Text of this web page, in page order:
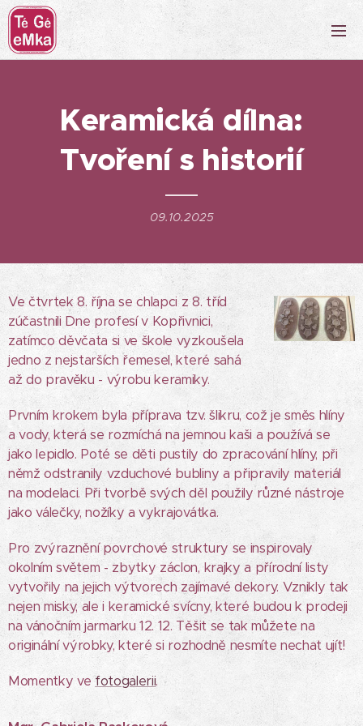
Keramická dílna:
Tvoření s historií
09.10.2025
Ve čtvrtek 8. října se chlapci z 8. tříd
zúčastnili Dne profesí v Kopřivnici,
zatímco děvčata si ve škole vyzkoušela
jedno z nejstarších řemesel, které sahá
až do pravěku - výrobu keramiky.
Prvním krokem byla příprava tzv. šlikru, což je směs hlíny
a vody, která se rozmíchá na jemnou kaši a používá se
jako lepidlo. Poté se děti pustily do zpracování hlíny, při
němž odstranily vzduchové bubliny a připravily materiál
na modelaci. Při tvorbě svých děl použily různé nástroje
jako válečky, nožíky a vykrajovátka.
Pro zvýraznění povrchové struktury se inspirovaly
okolním světem - zbytky záclon, krajky a přírodní listy
vytvořily na jejich výtvorech zajímavé dekory. Vznikly tak
nejen misky, ale i keramické svícny, které budou k prodeji
na vánočním jarmarku 12. 12. Těšit se tak můžete na
originální výrobky, které si rozhodně nesmíte nechat ujít!
Momentky vefotogalerii.